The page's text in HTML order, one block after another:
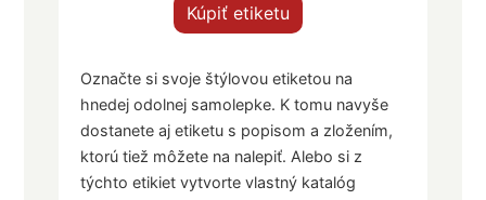
Kúpiť etiketu
Označte si svoje štýlovou etiketou na
hnedej odolnej samolepke. K tomu navyše
dostanete aj etiketu s popisom a zložením,
ktorú tiež môžete na nalepiť. Alebo si z
týchto etikiet vytvorte vlastný katalóg